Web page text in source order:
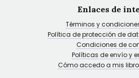
Enlaces de
Términos y
Política de protección de
Condiciones de
Políticas de envío y
Cómo accedo a mis